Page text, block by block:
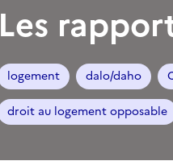
Les
logement dalo/daho
droit au logement opposable